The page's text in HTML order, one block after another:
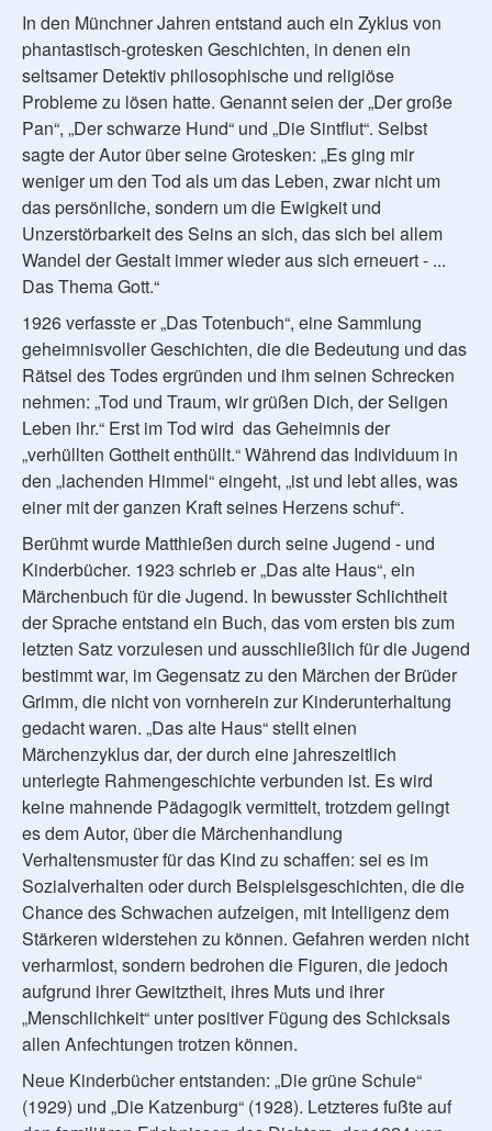
In den Münchner Jahren entstand auch ein Zyklus von
phantastisch-grotesken Geschichten, in denen ein
seltsamer Detektiv philosophische und religiöse
Probleme zu lösen hatte. Genannt seien der „Der große
Pan“, „Der schwarze Hund“ und „Die Sintflut“. Selbst
sagte der Autor über seine Grotesken: „Es ging mir
weniger um den Tod als um das Leben, zwar nicht um
das persönliche, sondern um die Ewigkeit und
Unzerstörbarkeit des Seins an sich, das sich bei allem
Wandel der Gestalt immer wieder aus sich erneuert - ...
Das Thema Gott.“
1926 verfasste er „Das Totenbuch“, eine Sammlung
geheimnisvoller Geschichten, die die Bedeutung und das
Rätsel des Todes ergründen und ihm seinen Schrecken
nehmen: „Tod und Traum, wir grüßen Dich, der Seligen
Leben ihr.“ Erst im Tod wird das Geheimnis der
„verhüllten Gottheit enthüllt.“ Während das Individuum in
den „lachenden Himmel“ eingeht, „ist und lebt alles, was
einer mit der ganzen Kraft seines Herzens schuf“.
Berühmt wurde Matthießen durch seine Jugend - und
Kinderbücher. 1923 schrieb er „Das alte Haus“, ein
Märchenbuch für die Jugend. In bewusster Schlichtheit
der Sprache entstand ein Buch, das vom ersten bis zum
letzten Satz vorzulesen und ausschließlich für die Jugend
bestimmt war, im Gegensatz zu den Märchen der Brüder
Grimm, die nicht von vornherein zur Kinderunterhaltung
gedacht waren. „Das alte Haus“ stellt einen
Märchenzyklus dar, der durch eine jahreszeitlich
unterlegte Rahmengeschichte verbunden ist. Es wird
keine mahnende Pädagogik vermittelt, trotzdem gelingt
es dem Autor, über die Märchenhandlung
Verhaltensmuster für das Kind zu schaffen: sei es im
Sozialverhalten oder durch Beispielsgeschichten, die die
Chance des Schwachen aufzeigen, mit Intelligenz dem
Stärkeren widerstehen zu können. Gefahren werden nicht
verharmlost, sondern bedrohen die Figuren, die jedoch
aufgrund ihrer Gewitztheit, ihres Muts und ihrer
„Menschlichkeit“ unter positiver Fügung des Schicksals
allen Anfechtungen trotzen können.
Neue Kinderbücher entstanden: „Die grüne Schule“
(1929) und „Die Katzenburg“ (1928). Letzteres fußte auf